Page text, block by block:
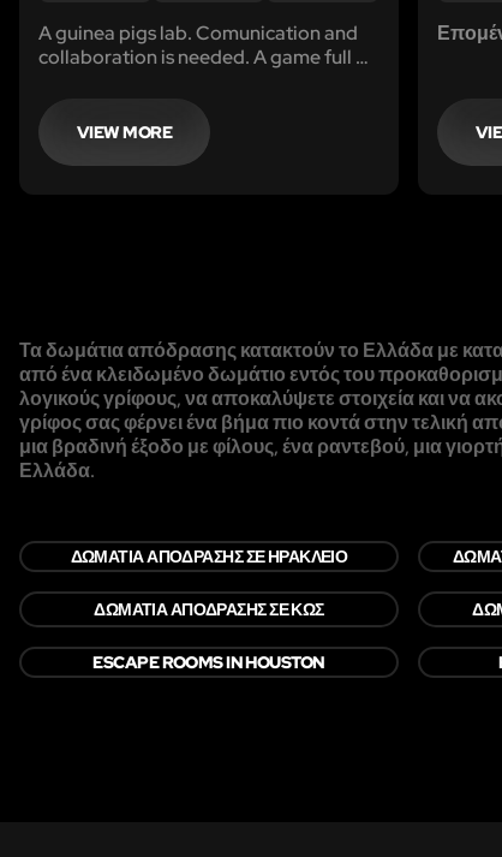
A guinea pigs lab. Comunication and
collaboration is needed. A game full of
VIEW MORE
Τα δωμάτια απόδρασης κατακτούν το Ελλάδα με
από ένα κλειδωμένο δωμάτιο εντός του
λογικούς γρίφους, να αποκαλύψετε στοιχεία και να
γρίφος σας φέρνει ένα βήμα πιο κοντά στην τελική
μια βραδινή έξοδο με φίλους, ένα ραντεβού, μια
Ελλάδα.
ΔΩΜΆΤΙΑ ΑΠΌΔΡΑΣΗΣ ΣΕ ΗΡΆΚΛΕΙΟ
ΔΩΜΆΤΙΑ ΑΠΌΔΡΑΣΗΣ ΣΕ ΚΩΣ
ESCAPE ROOMS IN HOUSTON